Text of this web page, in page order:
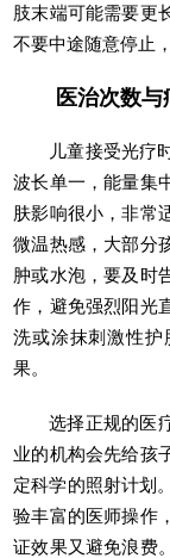
肢末端可能需要更
不要中途随意停止
医治次数
儿童接受光疗
波长单一，能量集
肤影响很小，非常
微温热感，大部分
肿或水泡，要及时
作，避免强烈阳光
洗或涂抹刺激性护
果。
选择正规的医
业的机构会先给孩
定科学的照射计划
验丰富的医师操作
证效果又避免浪费